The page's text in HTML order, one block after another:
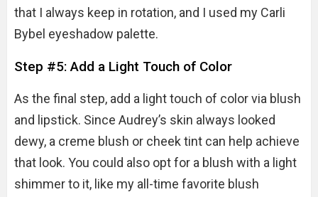
that I always keep in rotation, and I used my Carli
Bybel eyeshadow palette.
Step #5: Add a Light Touch of Color
As the final step, add a light touch of color via blush
and lipstick. Since Audrey’s skin always looked
dewy, a creme blush or cheek tint can help achieve
that look. You could also opt for a blush with a light
shimmer to it, like my all-time favorite blush